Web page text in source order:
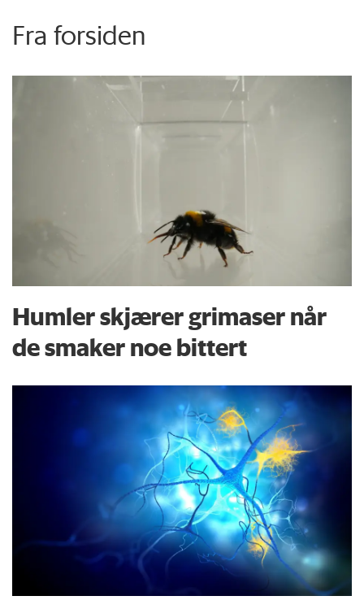
Fra forsiden
Humler skjærer grimaser når
de smaker noe bittert